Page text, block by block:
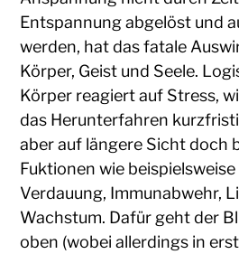
Entspannung abgelöst und
werden, hat das fatale
Körper, Geist und Seele.
Körper reagiert auf Stress,
das Herunterfahren
aber auf längere Sicht doch
Fuktionen wie
Verdauung, Immunabwehr,
Wachstum. Dafür geht der
oben (wobei allerdings in